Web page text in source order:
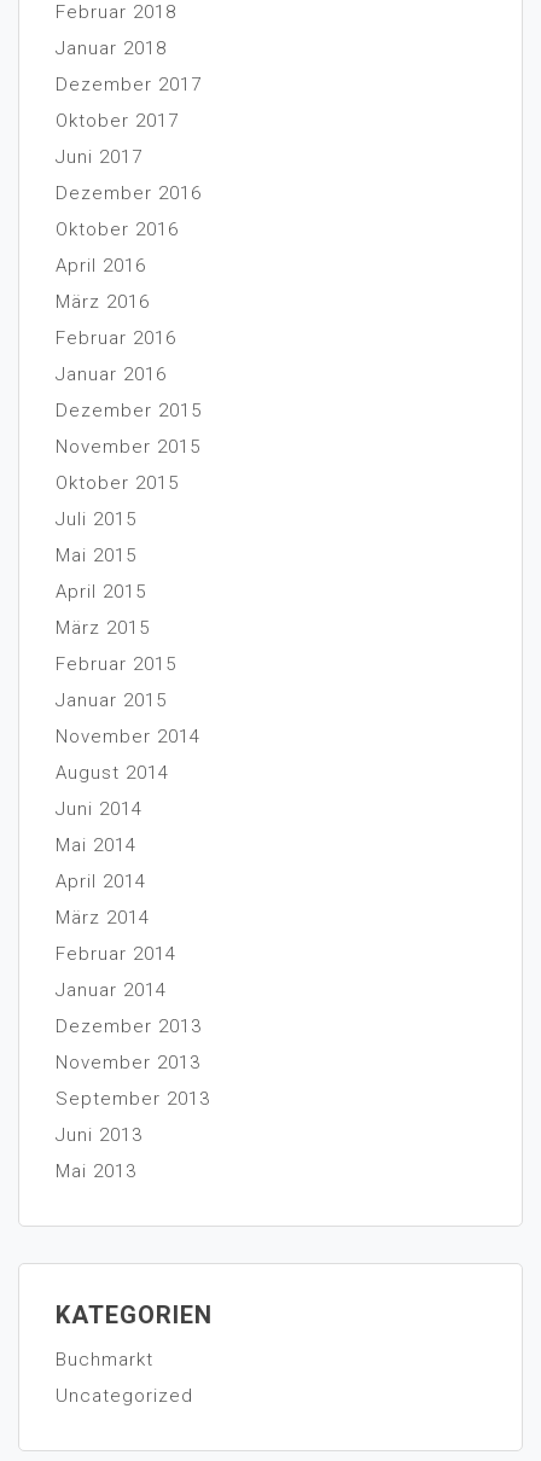
Februar 2018
Januar 2018
Dezember 2017
Oktober 2017
Juni 2017
Dezember 2016
Oktober 2016
April 2016
März 2016
Februar 2016
Januar 2016
Dezember 2015
November 2015
Oktober 2015
Juli 2015
Mai 2015
April 2015
März 2015
Februar 2015
Januar 2015
November 2014
August 2014
Juni 2014
Mai 2014
April 2014
März 2014
Februar 2014
Januar 2014
Dezember 2013
November 2013
September 2013
Juni 2013
Mai 2013
KATEGORIEN
Buchmarkt
Uncategorized